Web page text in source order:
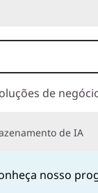
de
de IA
conosco pelo